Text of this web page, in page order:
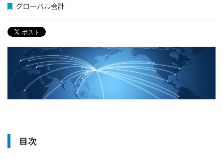
グローバル会計
目次